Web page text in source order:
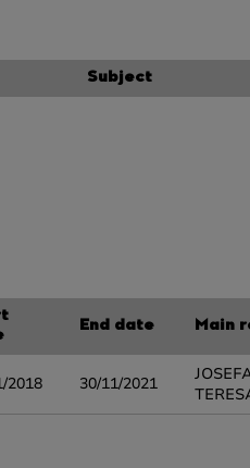
Subject
End date Main
2018 30/11/2021